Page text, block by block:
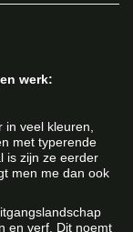
werk:
veel kleuren,
met typerende
is zijn ze eerder
men me dan ook
en verf. Dit noemt